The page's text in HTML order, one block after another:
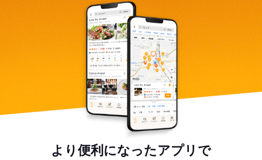
より便利になったアプリで